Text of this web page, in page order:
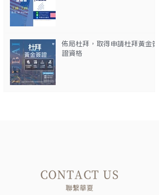
佈局杜拜，取得申請杜拜黃金簽
證資格
CONTACT US
聯繫華夏